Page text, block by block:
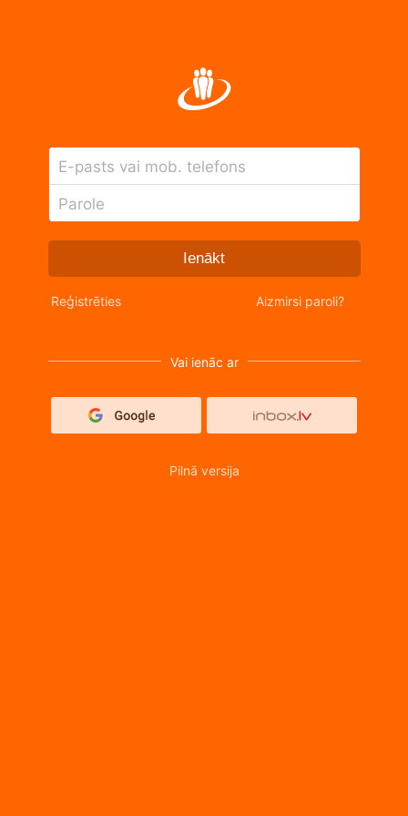
E-pasts vai mob. telefons
Parole
Ienākt
Reģistrēties Aizmirsi paroli?
Vai ienāc ar
Pilnā versija